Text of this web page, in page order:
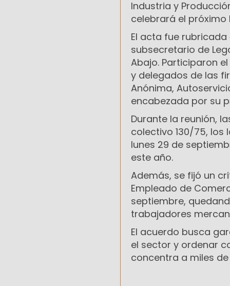
Industria y
celebrará el
El acta fue
subsecretario de
Abajo. Participaron
y delegados de las
Anónima,
encabezada por su
Durante la reunión,
colectivo 130/75, los
lunes 29 de
este año.
Además, se fijó un
Empleado de
septiembre,
trabajadores
El acuerdo busca
el sector y ordenar
concentra a miles